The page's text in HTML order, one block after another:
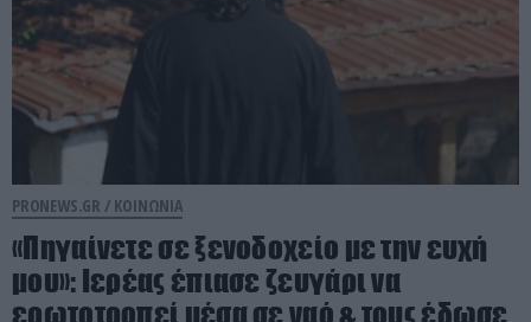
PRONEWS.GR / ΚΟΙΝΩΝΙΑ
«Πηγαίνετε σε ξενοδοχείο με την ευχή
μου»: Ιερέας έπιασε ζευγάρι να
ερωτοτροπεί μέσα σε ναό & τους έδωσε